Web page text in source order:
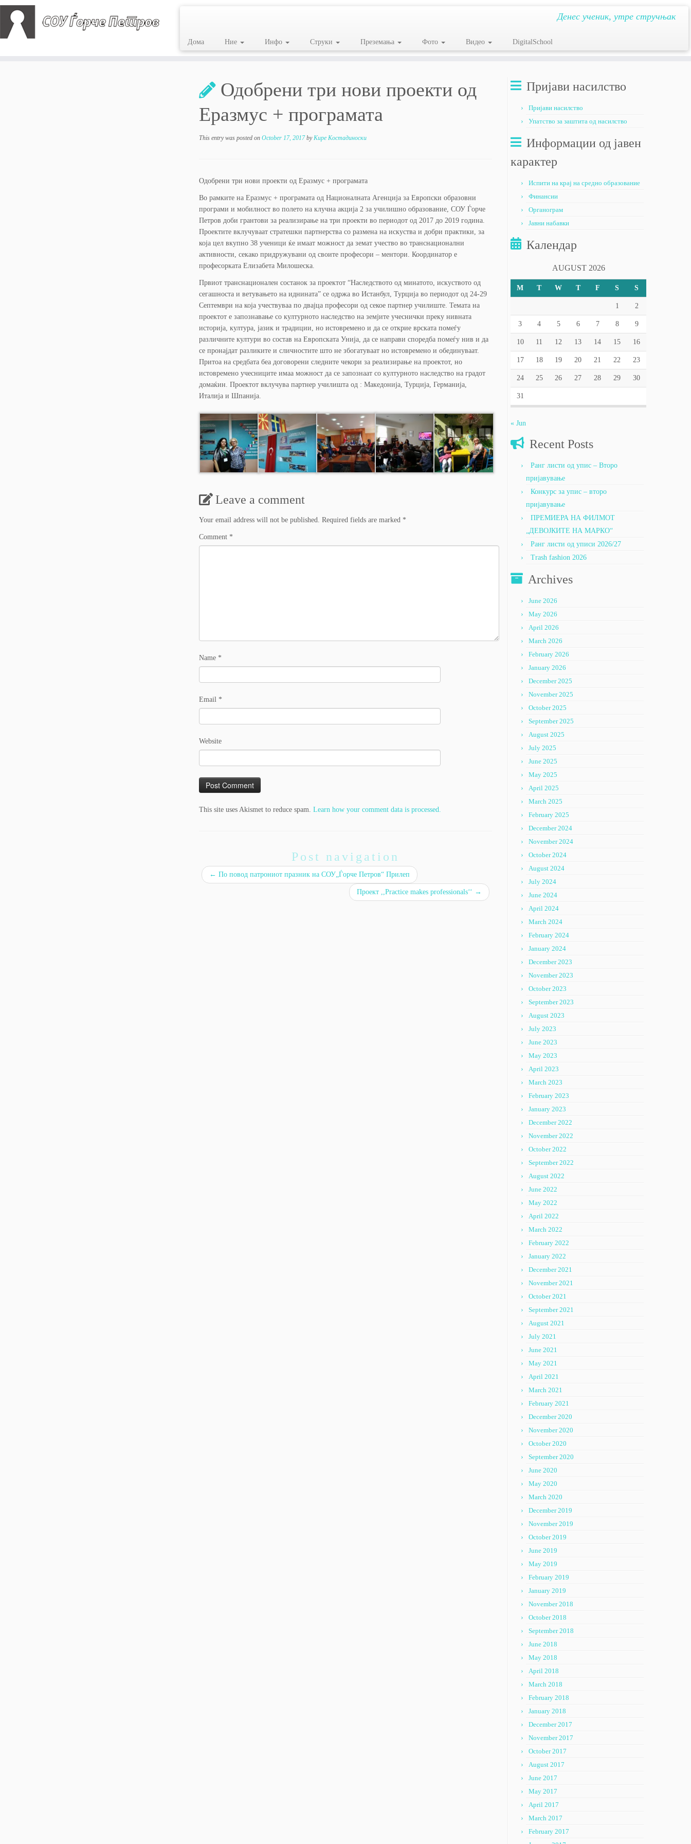
Денес ученик, утре стручњак
Дома Ние Инфо Струки Преземања Фото Видео DigitalSchool
Одобрени три нови проекти од
Еразмус + програмата
This entry was posted on October 17, 2017 byКире Костадиноски
Одобрени три нови проекти од Еразмус + програмата
Во рамките на Еразмус + програмата од Националната Агенција за Европски образовни
програми и мобилност во полето на клучна акција 2 за училишно образование, СОУ Ѓорче
Петров доби грантови за реализирање на три проекти во периодот од 2017 до 2019 година.
Проектите вклучуваат стратешки партнерства со размена на искуства и добри практики, за
која цел вкупно 38 ученици ќе имаат можност да земат учество во транснационални
активности, секако придружувани од своите професори – ментори. Координатор е
професорката Елизабета Милошеска.
Првиот транснационален состанок за проектот “Наследството од минатото, искуството од
сегашноста и ветувањето на иднината” се одржа во Истанбул, Турција во периодот од 24-29
Септември на која учествуваа по двајца професори од секое партнер училиште. Темата на
проектот е запознавање со културното наследство на земјите учеснички преку нивната
историја, култура, јазик и традиции, но истовремено и да се открие врската помеѓу
различните култури во состав на Европската Унија, да се направи споредба помеѓу нив и да
се пронајдат разликите и сличностите што не збогатуваат но истовремено и обединуваат.
Притоа на средбата беа договорени следните чекори за реализирање на проектот, но
истовремено учесниците имаа можност да се запознаат со културното наследство на градот
домаќин. Проектот вклучува партнер училишта од : Македонија, Турција, Германија,
Италија и Шпанија.
Leave a comment
Your email address will not be published. Required fields are marked *
Comment *
Name *
Email *
Website
This site uses Akismet to reduce spam. Learn how your comment data is processed.
Post navigation
← По повод патрониот празник на СОУ„Ѓорче Петров“ Прилеп
Проект ,,Practice makes professionals‘‘ →
Пријави насилство
Пријави насилство
Упатство за заштита од насилство
Информации од јавен
карактер
Испити на крај на средно образование
Финансии
Органограм
Јавни набавки
Календар
AUGUST 2026
M T W T F S S
1 2
3 4 5 6 7 8 9
10 11 12 13 14 15 16
17 18 19 20 21 22 23
24 25 26 27 28 29 30
31
« Jun
Recent Posts
Ранг листи од упис – Второ
пријавување
Конкурс за упис – второ
пријавување
ПРЕМИЕРА НА ФИЛМОТ
„ДЕВОЈКИТЕ НА МАРКО“
Ранг листи од уписи 2026/27
Trash fashion 2026
Archives
June 2026
May 2026
April 2026
March 2026
February 2026
January 2026
December 2025
November 2025
October 2025
September 2025
August 2025
July 2025
June 2025
May 2025
April 2025
March 2025
February 2025
December 2024
November 2024
October 2024
August 2024
July 2024
June 2024
April 2024
March 2024
February 2024
January 2024
December 2023
November 2023
October 2023
September 2023
August 2023
July 2023
June 2023
May 2023
April 2023
March 2023
February 2023
January 2023
December 2022
November 2022
October 2022
September 2022
August 2022
June 2022
May 2022
April 2022
March 2022
February 2022
January 2022
December 2021
November 2021
October 2021
September 2021
August 2021
July 2021
June 2021
May 2021
April 2021
March 2021
February 2021
December 2020
November 2020
October 2020
September 2020
June 2020
May 2020
March 2020
December 2019
November 2019
October 2019
June 2019
May 2019
February 2019
January 2019
November 2018
October 2018
September 2018
June 2018
May 2018
April 2018
March 2018
February 2018
January 2018
December 2017
November 2017
October 2017
August 2017
June 2017
May 2017
April 2017
March 2017
February 2017